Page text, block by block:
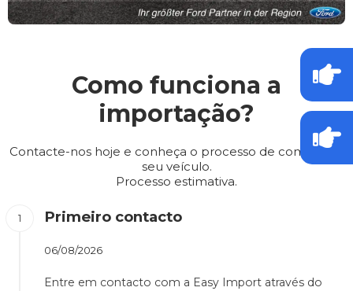
Como funciona a
importação?
Contacte-nos hoje e conheça o processo de compra do
seu veículo.
Processo estimativa.
Primeiro contacto
06/08/2026
Entre em contacto com a Easy Import através do